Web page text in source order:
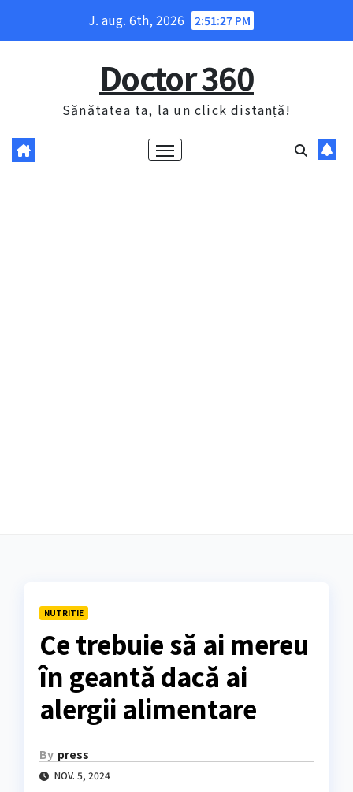
J. aug. 6th, 2026 2:51:29 PM
Doctor 360
Sănătatea ta, la un click distanță!
NUTRITIE
Ce trebuie să ai mereu
în geantă dacă ai
alergii alimentare
By press
NOV. 5, 2024